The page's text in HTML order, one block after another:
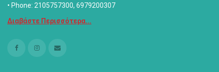
• Phone: 2105757300, 6979200307
Διαβάστε Περισσότερα...